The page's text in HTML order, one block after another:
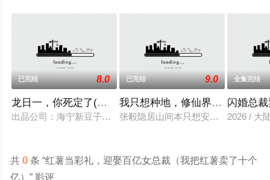
已完结 8.0
龙日一，你死定了(短剧)
出品公司：海宁新豆子影视传媒有限公司、北京九和龙胜文化
已完结 9.0
我只想种地，修仙界却奉我为神
张毅隐居山间本只想安静度日，直到
全集完结
闪婚总
2026 / 大
共 0条 “红薯当彩礼，迎娶百亿女总裁（我把红薯卖了十个
亿）” 影评